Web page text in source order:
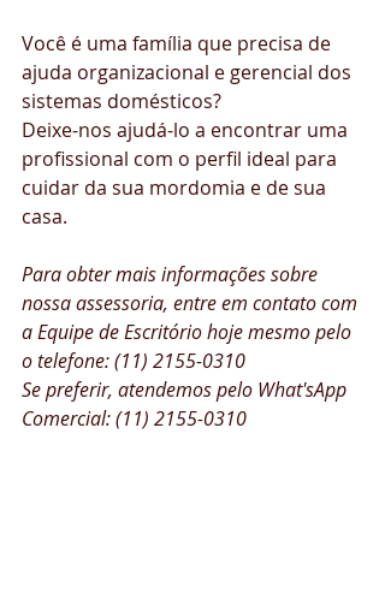
Você é uma família que precisa de
ajuda organizacional e gerencial dos
sistemas domésticos?
Deixe-nos ajudá-lo a encontrar uma
profissional com o perfil ideal para
cuidar da sua mordomia e de sua
casa.
Para obter mais informações sobre
nossa assessoria, entre em contato com
a Equipe de Escritório hoje mesmo pelo
o telefone: (11) 2155-0310
Se preferir, atendemos pelo What'sApp
Comercial: (11) 2155-0310